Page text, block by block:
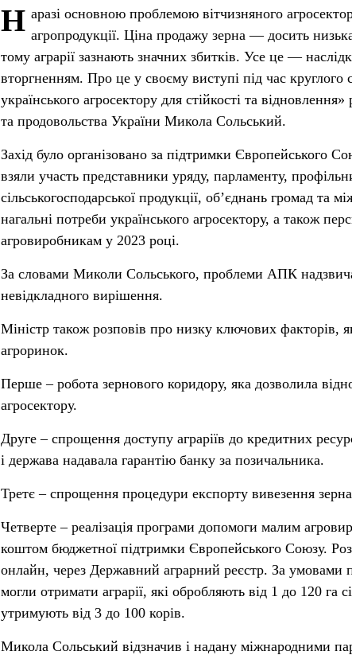
Н аразі основною проблемою вітчизняного
агропродукції. Ціна продажу зерна — досить
тому аграрії зазнають значних збитків. Усе це —
вторгненням. Про це у своєму виступі під час круглого
українського агросектору для стійкості та
та продовольства України Микола Сольський.
Захід було організовано за підтримки Європейського
взяли участь представники уряду, парламенту,
сільськогосподарської продукції, об’єднань громад та
нагальні потреби українського агросектору, а також
агровиробникам у 2023 році.
За словами Миколи Сольського, проблеми АПК
невідкладного вирішення.
Міністр також розповів про низку ключових факторів,
агроринок.
Перше – робота зернового коридору, яка дозволила
агросектору.
Друге – спрощення доступу аграріїв до кредитних
і держава надавала гарантію банку за позичальника.
Третє – спрощення процедури експорту вивезення
Четверте – реалізація програми допомоги малим
коштом бюджетної підтримки Європейського Союзу.
онлайн, через Державний аграрний реєстр. За умовами
могли отримати аграрії, які обробляють від 1 до 120 га
утримують від 3 до 100 корів.
Микола Сольський відзначив і надану міжнародними